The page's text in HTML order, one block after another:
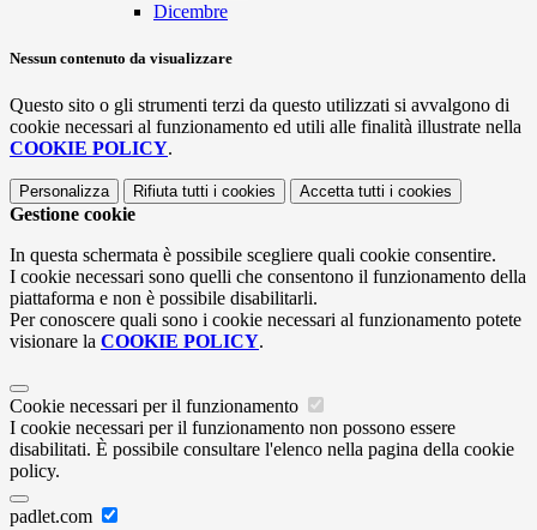
Dicembre
Nessun contenuto da visualizzare
Questo sito o gli strumenti terzi da questo utilizzati si avvalgono di
cookie necessari al funzionamento ed utili alle finalità illustrate nella
COOKIE POLICY.
Personalizza Rifiuta tutti i cookies Accetta tutti i cookies
Gestione cookie
In questa schermata è possibile scegliere quali cookie consentire.
I cookie necessari sono quelli che consentono il funzionamento della
piattaforma e non è possibile disabilitarli.
Per conoscere quali sono i cookie necessari al funzionamento potete
visionare la COOKIE POLICY.
Cookie necessari per il funzionamento
I cookie necessari per il funzionamento non possono essere
disabilitati. È possibile consultare l'elenco nella pagina della cookie
policy.
padlet.com